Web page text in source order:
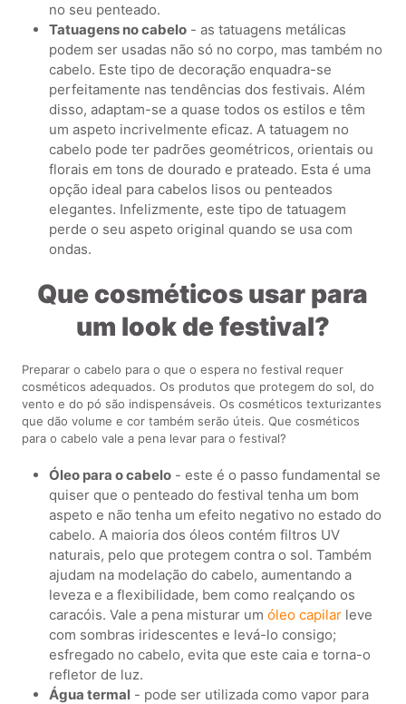
no seu penteado.
Tatuagens no cabelo - as tatuagens metálicas
podem ser usadas não só no corpo, mas também no
cabelo. Este tipo de decoração enquadra-se
perfeitamente nas tendências dos festivais. Além
disso, adaptam-se a quase todos os estilos e têm
um aspeto incrivelmente eficaz. A tatuagem no
cabelo pode ter padrões geométricos, orientais ou
florais em tons de dourado e prateado. Esta é uma
opção ideal para cabelos lisos ou penteados
elegantes. Infelizmente, este tipo de tatuagem
perde o seu aspeto original quando se usa com
ondas.
Que cosméticos usar para
um look de festival?
Preparar o cabelo para o que o espera no festival requer
cosméticos adequados. Os produtos que protegem do sol, do
vento e do pó são indispensáveis. Os cosméticos texturizantes
que dão volume e cor também serão úteis. Que cosméticos
para o cabelo vale a pena levar para o festival?
Óleo para o cabelo - este é o passo fundamental se
quiser que o penteado do festival tenha um bom
aspeto e não tenha um efeito negativo no estado do
cabelo. A maioria dos óleos contém filtros UV
naturais, pelo que protegem contra o sol. Também
ajudam na modelação do cabelo, aumentando a
leveza e a flexibilidade, bem como realçando os
caracóis. Vale a pena misturar umóleo capilar leve
com sombras iridescentes e levá-lo consigo;
esfregado no cabelo, evita que este caia e torna-o
refletor de luz.
Água termal - pode ser utilizada como vapor para